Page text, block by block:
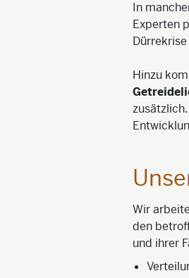
In
Experten
Hinzu
Wir
den
und ihrer